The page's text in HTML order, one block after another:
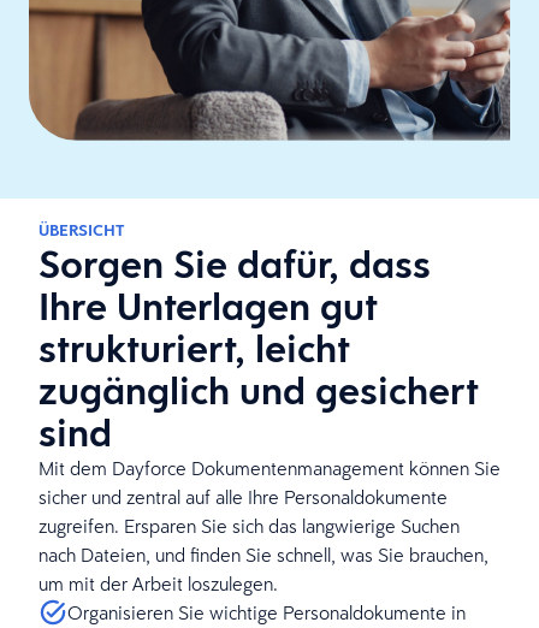
ÜBERSICHT
Sorgen Sie dafür, dass
Ihre Unterlagen gut
strukturiert, leicht
zugänglich und gesichert
sind
Mit dem Dayforce Dokumentenmanagement können Sie
sicher und zentral auf alle Ihre Personaldokumente
zugreifen. Ersparen Sie sich das langwierige Suchen
nach Dateien, und finden Sie schnell, was Sie brauchen,
um mit der Arbeit loszulegen.
Organisieren Sie wichtige Personaldokumente in